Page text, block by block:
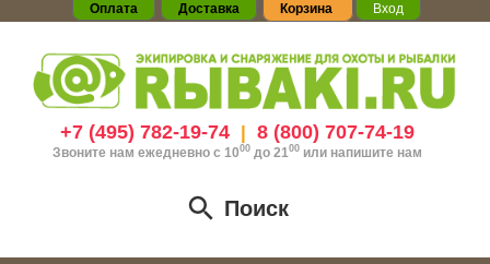
Оплата Доставка Корзина Вход
+7 (495) 782-19-74| 8 (800) 707-74-19
Звоните нам ежедневно с 1000до 21 00 или напишите нам
Поиск